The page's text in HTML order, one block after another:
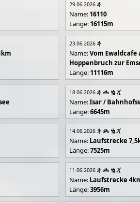
29.06.2026
Name: 16110
Länge: 16115m
23.06.2026
Name:Vom Ewaldcafe
Hoppenbruch zur
Länge: 11116m
18.06.2026
Name:Isar /
Länge:6645m
14.06.2026
Name: Laufstrecke
Länge:7525m
11.06.2026
Name: Laufstrecke
Länge:3956m